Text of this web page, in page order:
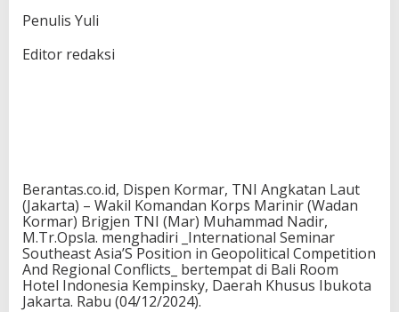
Penulis Yuli
Editor redaksi
Berantas.co.id, Dispen Kormar, TNI Angkatan Laut
(Jakarta) – Wakil Komandan Korps Marinir (Wadan
Kormar) Brigjen TNI (Mar) Muhammad Nadir,
M.Tr.Opsla. menghadiri _International Seminar
Southeast Asia’S Position in Geopolitical Competition
And Regional Conflicts_ bertempat di Bali Room
Hotel Indonesia Kempinsky, Daerah Khusus Ibukota
Jakarta. Rabu (04/12/2024).